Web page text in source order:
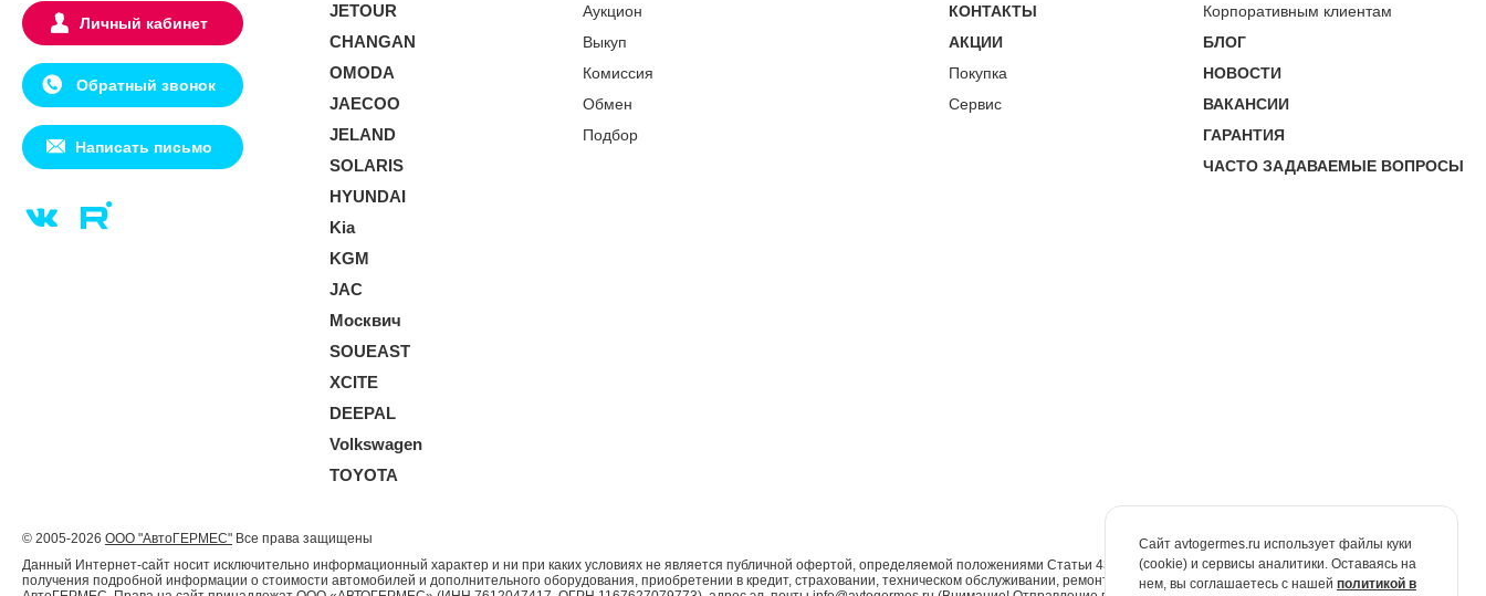
Личный кабинет
Обратный звонок
Написать письмо
JETOUR
CHANGAN
OMODA
JAECOO
JELAND
SOLARIS
HYUNDAI
Kia
KGM
JAC
Москвич
SOUEAST
XCITE
DEEPAL
Volkswagen
TOYOTA
Аукцион
Выкуп
Комиссия
Обмен
Подбор
КОНТАКТЫ
АКЦИИ
Покупка
Сервис
Корпоративным клиентам
БЛОГ
НОВОСТИ
ВАКАНСИИ
ГАРАНТИЯ
ЧАСТО ЗАДАВАЕМЫЕ ВОПРОСЫ
© 2005-2026 ООО "АвтоГЕРМЕС" Все права защищены
Данный Интернет-сайт носит исключительно информационный характер и ни при каких условиях не является публичной офертой, определяемой положениями Статьи 437 Гражданского кодекса Российской Федерации. Для
получения подробной информации о стоимости автомобилей и дополнительного оборудования, приобретении в кредит, страховании, техническом обслуживании, ремонте и запасных частях обращайтесь в автосалоны
Сайт avtogermes.ru использует файлы куки
(cookie) и сервисы аналитики. Оставаясь на
нем, вы соглашаетесь с нашей политикой в